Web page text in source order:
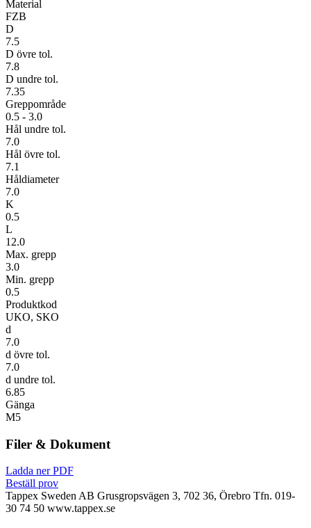
Material
FZB
D
7.5
D övre tol.
7.8
D undre tol.
7.35
Greppområde
0.5 - 3.0
Hål undre tol.
7.0
Hål övre tol.
7.1
Håldiameter
7.0
K
0.5
L
12.0
Max. grepp
3.0
Min. grepp
0.5
Produktkod
UKO, SKO
d
7.0
d övre tol.
7.0
d undre tol.
6.85
Gänga
M5
Filer & Dokument
Ladda ner PDF
Beställ prov
Tappex Sweden AB Grusgropsvägen 3, 702 36, Örebro Tfn. 019-
30 74 50 www.tappex.se